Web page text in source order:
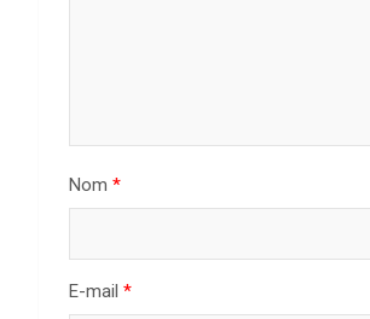
Nom *
E-mail *